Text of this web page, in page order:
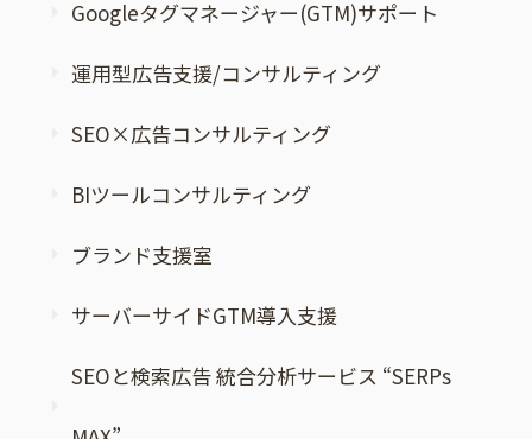
Googleタグマネージャー(GTM)サポート
運用型広告支援/コンサルティング
SEO×広告コンサルティング
BIツールコンサルティング
ブランド支援室
サーバーサイドGTM導入支援
SEOと検索広告 統合分析サービス “SERPs